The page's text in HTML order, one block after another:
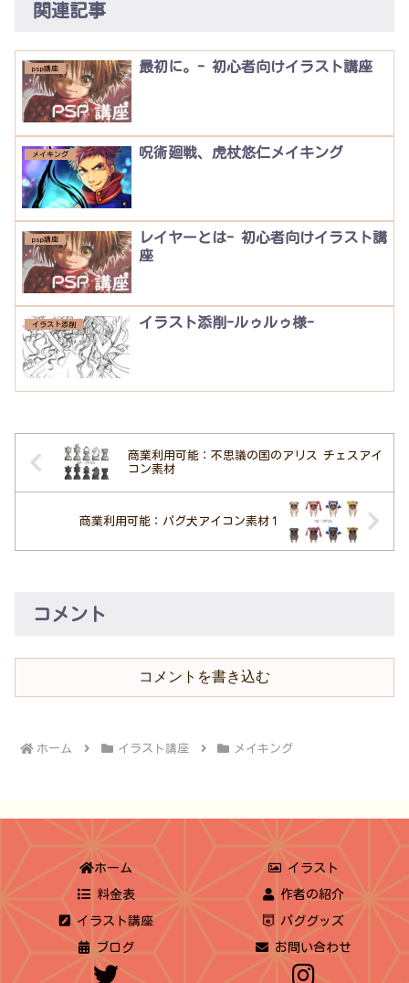
関連記事
psp講座 最初に。- 初心者向けイラスト講座
メイキング 呪術廻戦、虎杖悠仁メイキング
psp講座
レイヤーとは- 初心者向けイラスト講
座
イラスト添削 イラスト添削-ルゥルゥ様-
商業利用可能：不思議の国のアリス チェスアイ
コン素材
商業利用可能：パグ犬アイコン素材１
コメント
コメントを書き込む
ホーム イラスト講座 メイキング
ホーム イラスト
料金表 作者の紹介
イラスト講座 パググッズ
ブログ お問い合わせ